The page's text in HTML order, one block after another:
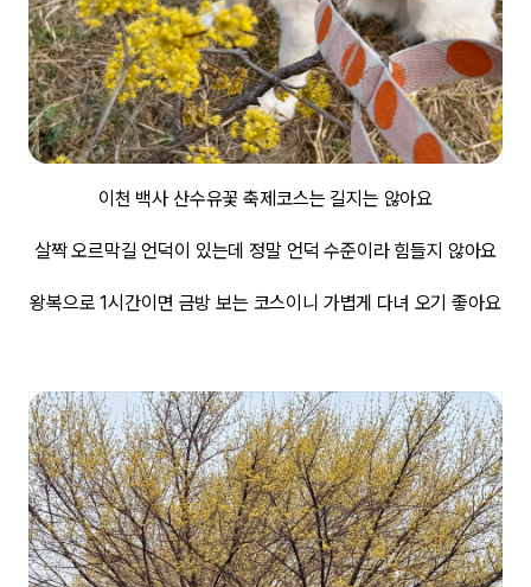
이천 백사 산수유꽃 축제코스는 길지는 않아요
살짝 오르막길 언덕이 있는데 정말 언덕 수준이라 힘들지 않아요
왕복으로 1시간이면 금방 보는 코스이니 가볍게 다녀 오기 좋아요